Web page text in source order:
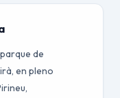
de
en pleno